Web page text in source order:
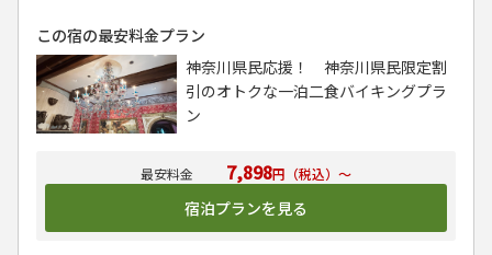
7,898円（税込）～
宿泊プランを見る
この宿の最安料金プラン
神奈川県民応援！ 神奈川県民限定割
引のオトクな一泊二食バイキングプラ
ン